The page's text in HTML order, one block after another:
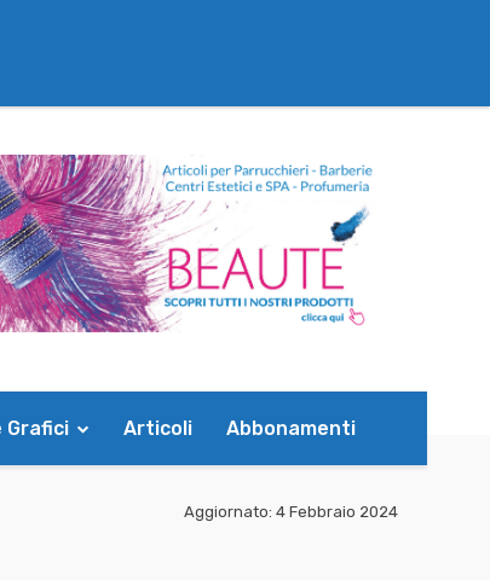
Grafici Articoli Abbonamenti
Aggiornato: 4 Febbraio 2024